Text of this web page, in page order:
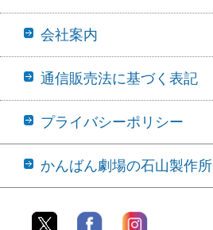
会社案内
通信販売法に基づく表記
プライバシーポリシー
かんばん劇場の石山製作所